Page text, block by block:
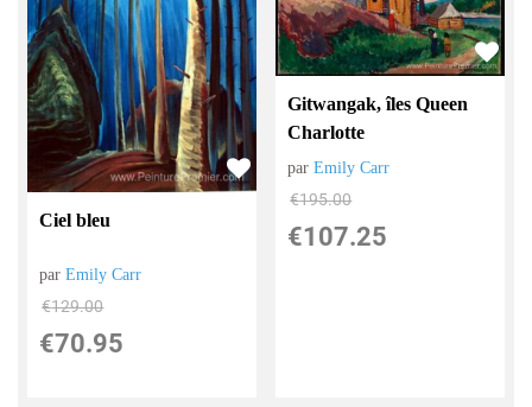
Ciel bleu
parEmily Carr
€129.00
€70.95
Gitwangak, îles Queen
Charlotte
parEmily Carr
€195.00
€107.25